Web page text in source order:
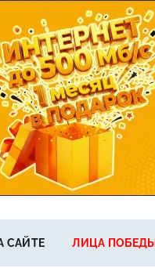
САЙТЕ ЛИЦА ПОБЕДЫ